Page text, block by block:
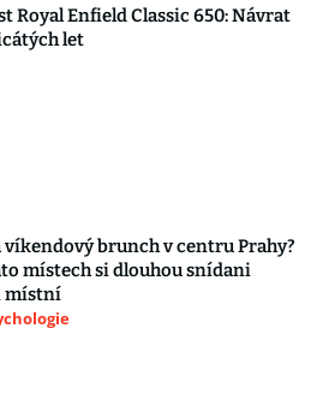
Royal Enfield Classic 650: Návrat
let
víkendový brunch v centru Prahy?
místech si dlouhou snídani
místní